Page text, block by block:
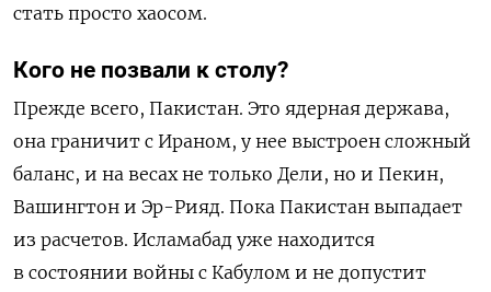
стать просто хаосом.
Кого не позвали к столу?
Прежде всего, Пакистан. Это ядерная держава,
она граничит с Ираном, у нее выстроен сложный
баланс, и на весах не только Дели, но и Пекин,
Вашингтон и Эр-Рияд. Пока Пакистан выпадает
из расчетов. Исламабад уже находится
в состоянии войны с Кабулом и не допустит